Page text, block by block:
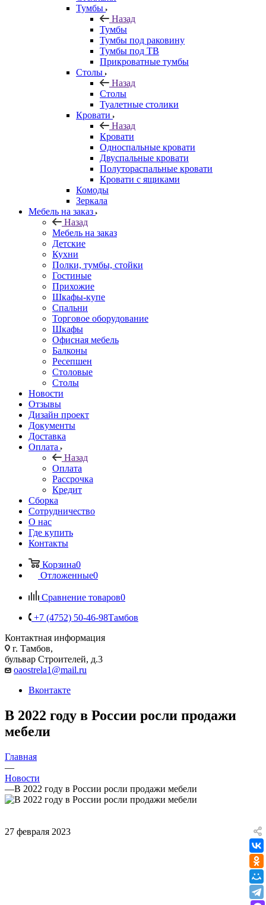
Тумбы
Назад
Тумбы
Тумбы под раковину
Тумбы под ТВ
Прикроватные тумбы
Столы
Назад
Столы
Туалетные столики
Кровати
Назад
Кровати
Односпальные кровати
Двуспальные кровати
Полутораспальные кровати
Кровати с ящиками
Комоды
Зеркала
Мебель на заказ
Назад
Мебель на заказ
Детские
Кухни
Полки, тумбы, стойки
Гостиные
Прихожие
Шкафы-купе
Спальни
Торговое оборудование
Шкафы
Офисная мебель
Балконы
Ресепшен
Столовые
Столы
Новости
Отзывы
Дизайн проект
Документы
Доставка
Оплата
Назад
Оплата
Рассрочка
Кредит
Сборка
Сотрудничество
О нас
Где купить
Контакты
Корзина0
Отложенные0
Сравнение товаров0
+7 (4752) 50-46-98Тамбов
Контактная информация
г. Тамбов,
бульвар Строителей, д.3
oaostrela1@mail.ru
Вконтакте
В 2022 году в России росли продажи
мебели
Главная
—
Новости
—В 2022 году в России росли продажи мебели
27 февраля 2023